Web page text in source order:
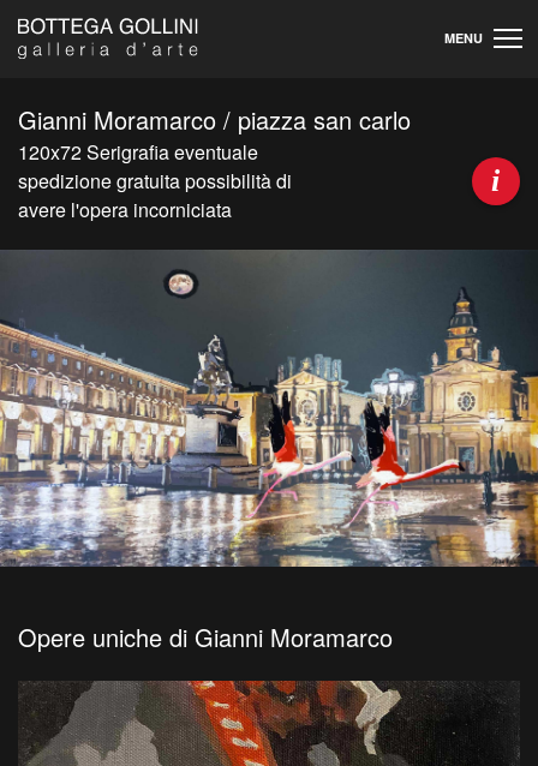
MENU
Gianni Moramarco / piazza san carlo
120x72 Serigrafia eventuale
spedizione gratuita possibilità di
avere l'opera incorniciata
i
Opere uniche di Gianni Moramarco